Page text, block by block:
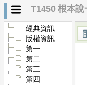
經典資訊
版權資訊
第一
第二
第三
第四